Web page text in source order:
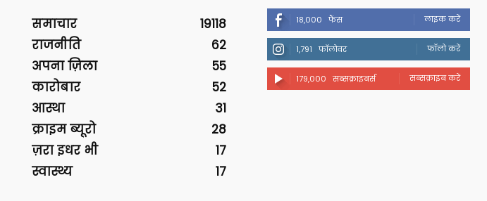
समाचार
19118
राजनीति
62
अपना ज़िला
55
कारोबार
52
आस्था
31
क्राइम ब्यूरो
28
ज़रा इधर भी
17
स्वास्थ्य
17
18,000 फैंस लाइक करें
1,791 फॉलोवर फॉलो करें
179,000 सब्सक्राइबर्स सब्सक्राइब करें